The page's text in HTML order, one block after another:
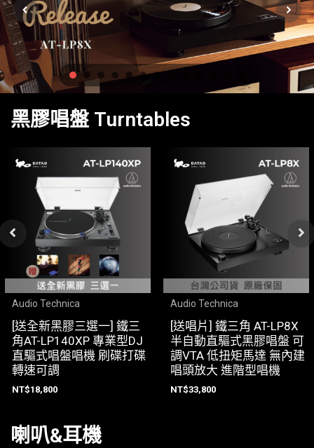
黑膠唱盤 Turntables
Audio Technica
[送全新黑膠三選一] 鐵三
角AT-LP140XP 專業型DJ
直驅式唱盤唱機 刷碟打碟
轉速可調
NT$18,800
Audio Technica
[送唱片] 鐵三角 AT-LP8X
半自動直驅式黑膠唱盤 可
調VTA 低扭矩馬達 無內建
唱頭放大 進階型唱機
NT$33,800
喇叭&耳機